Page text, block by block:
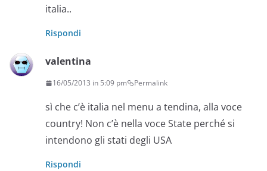
italia..
Rispondi
valentina
16/05/2013 in 5:09 pm Permalink
sì che c’è italia nel menu a tendina, alla voce
country! Non c’è nella voce State perché si
intendono gli stati degli USA
Rispondi